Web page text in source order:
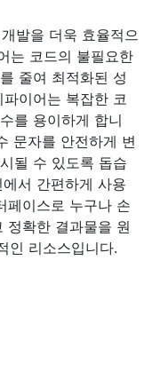
발을 더욱 효율적으
는 코드의 불필요한
줄여 최적화된 성
이어는 복잡한 코
를 용이하게 합니
문자를 안전하게 변
될 수 있도록 돕습
서 간편하게 사용
페이스로 누구나 손
정확한 결과물을 원
인 리소스입니다.